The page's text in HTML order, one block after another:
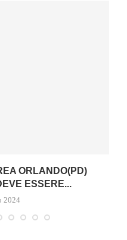
ORLANDO(PD)
ESSERE...
2024